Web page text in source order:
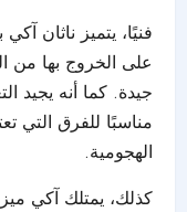
فنيًا، يتميز ناثان
على الخروج بها من
جيدة. كما أنه يجيد
مناسبًا للفرق التي
الهجومية.
كذلك، يمتلك آكي